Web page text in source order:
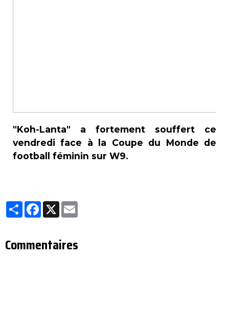
"Koh-Lanta" a fortement souffert ce
vendredi face à la Coupe du Monde de
football féminin sur W9.
Partager
Facebook
X
Commentaires